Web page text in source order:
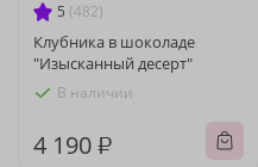
5 (482)
Клубника в шоколаде
"Изысканный десерт"
В наличии
4 190 ₽